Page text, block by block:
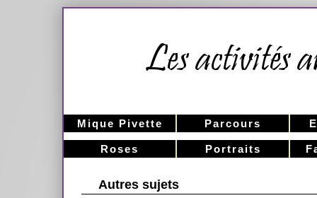
Mique Pivette Parcours
Roses Portraits
Autres sujets